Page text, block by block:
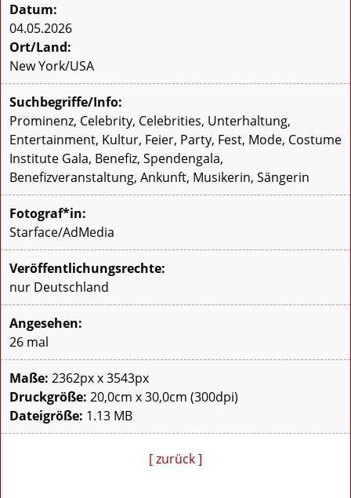
Datum:
04.05.2026
Ort/Land:
New York/USA
Suchbegriffe/Info:
Prominenz, Celebrity, Celebrities, Unterhaltung,
Entertainment, Kultur, Feier, Party, Fest, Mode, Costume
Institute Gala, Benefiz, Spendengala,
Benefizveranstaltung, Ankunft, Musikerin, Sängerin
Fotograf*in:
Starface/AdMedia
Veröffentlichungsrechte:
nur Deutschland
Angesehen:
26 mal
Maße: 2362px x 3543px
Druckgröße: 20,0cm x 30,0cm (300dpi)
Dateigröße: 1.13 MB
[ zurück ]